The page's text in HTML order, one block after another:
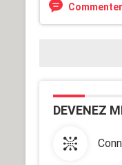
Commenter
DEVENEZ